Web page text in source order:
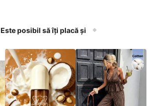
Este posibil să îți placă și